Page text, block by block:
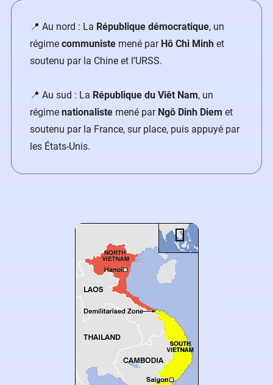
📍 Au nord : La République démocratique, un
régime communiste mené par Hô Chi Minh et
soutenu par la Chine et l’URSS.
📍 Au sud : La République du Viêt Nam, un
régime nationaliste mené par Ngô Dinh Diem et
soutenu par la France, sur place, puis appuyé par
les États-Unis.